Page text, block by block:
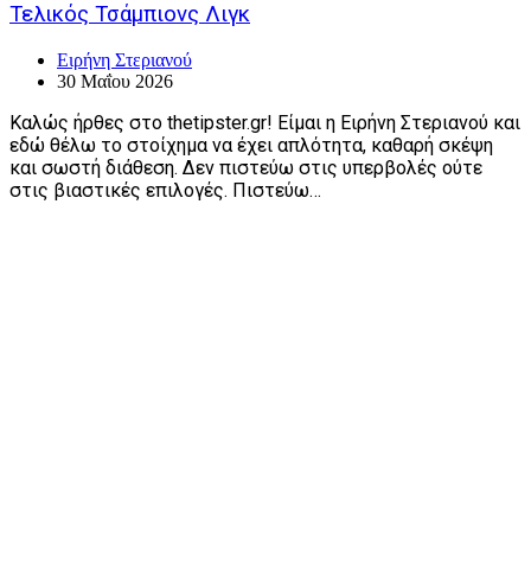
Τελικός Τσάμπιονς Λιγκ
Ειρήνη Στεριανού
30 Μαΐου 2026
Καλώς ήρθες στο thetipster.gr! Είμαι η Ειρήνη Στεριανού και
εδώ θέλω το στοίχημα να έχει απλότητα, καθαρή σκέψη
και σωστή διάθεση. Δεν πιστεύω στις υπερβολές ούτε
στις βιαστικές επιλογές. Πιστεύω…